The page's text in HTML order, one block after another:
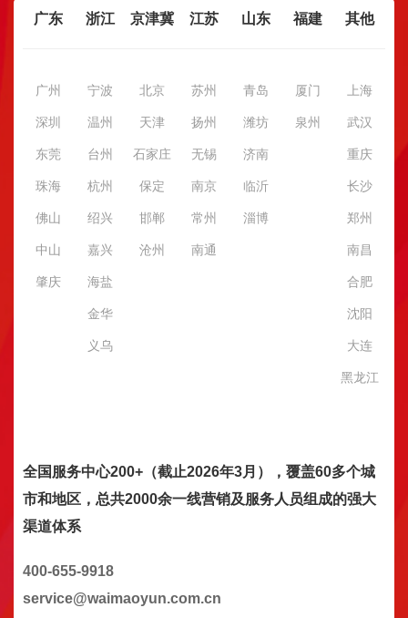
广东
广州
深圳
东莞
珠海
佛山
中山
肇庆
浙江
宁波
温州
台州
杭州
绍兴
嘉兴
海盐
金华
义乌
京津冀
北京
天津
石家庄
保定
邯郸
沧州
江苏
苏州
扬州
无锡
南京
常州
南通
山东
青岛
潍坊
济南
临沂
淄博
福建
厦门
泉州
其他
上海
武汉
重庆
长沙
郑州
南昌
合肥
沈阳
大连
黑龙江
全国服务中心200+（截止2026年3月），覆盖60多个城
市和地区，总共2000余一线营销及服务人员组成的强大
渠道体系
400-655-9918
service@waimaoyun.com.cn